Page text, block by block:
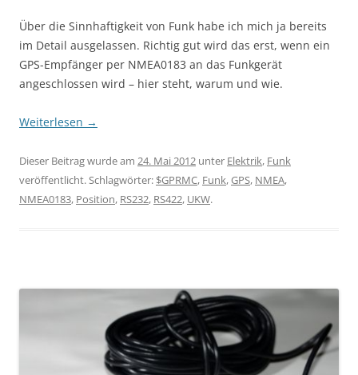
Über die Sinnhaftigkeit von Funk habe ich mich ja bereits
im Detail ausgelassen. Richtig gut wird das erst, wenn ein
GPS-Empfänger per NMEA0183 an das Funkgerät
angeschlossen wird – hier steht, warum und wie.
Weiterlesen →
Dieser Beitrag wurde am 24. Mai 2012 unter Elektrik, Funk
veröffentlicht. Schlagwörter: $GPRMC, Funk,GPS, NMEA,
NMEA0183, Position, RS232, RS422, UKW.